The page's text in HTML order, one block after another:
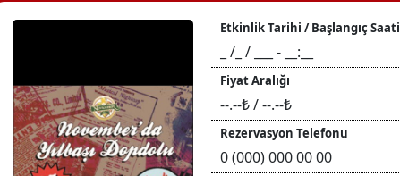
Etkinlik Tarihi / Başlangıç Saati
_ /_ / ___ - __:__
Fiyat Aralığı
--.--₺ / --.--₺
Rezervasyon Telefonu
0 (000) 000 00 00